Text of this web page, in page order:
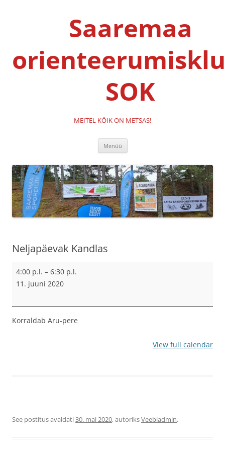
Saaremaa
SOK
MEITEL KÖIK ON METSAS!
Menüü
Neljapäevak Kandlas
Neljapäevak
Kandlas
4:00 p.l. – 6:30 p.l.
11. juuni 2020
Korraldab Aru-pere
View full calendar
See postitus avaldati30. mai 2020, autoriksVeebiadmin.